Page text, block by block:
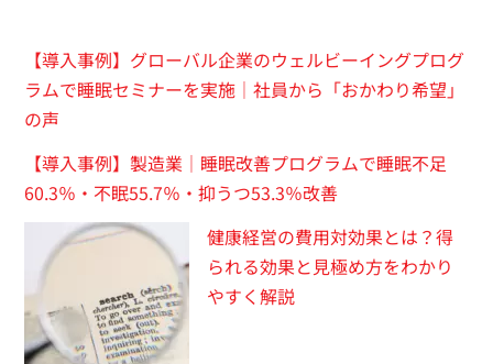
【導入事例】グローバル企業のウェルビーイングプログ
ラムで睡眠セミナーを実施｜社員から「おかわり希望」
の声
【導入事例】製造業｜睡眠改善プログラムで睡眠不足
60.3％・不眠55.7％・抑うつ53.3％改善
健康経営の費用対効果とは？得
られる効果と見極め方をわかり
やすく解説